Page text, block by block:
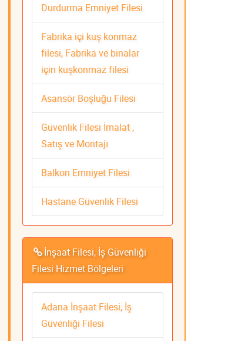
Durdurma Emniyet Filesi
Fabrika içi kuş konmaz
filesi, Fabrika ve binalar
için kuşkonmaz filesi
Asansör Boşluğu Filesi
Güvenlik Filesi İmalat ,
Satış ve Montajı
Balkon Emniyet Filesi
Hastane Güvenlik Filesi
İnşaat Filesi, İş Güvenliği
Filesi Hizmet Bölgeleri
Adana İnşaat Filesi, İş
Güvenliği Filesi